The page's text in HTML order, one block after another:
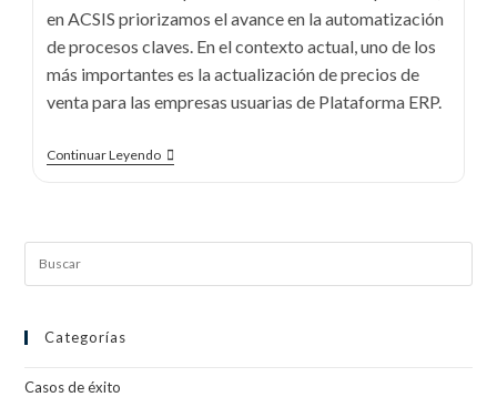
en ACSIS priorizamos el avance en la automatización
de procesos claves. En el contexto actual, uno de los
más importantes es la actualización de precios de
venta para las empresas usuarias de Plataforma ERP.
Continuar Leyendo
Categorías
Casos de éxito